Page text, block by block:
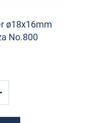
ø18x16mm
No.800